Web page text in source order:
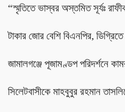
“স্মৃতিতে ভাস্বর অস্তমিত সূর্যঃ
টাকার জোর বেশি বিএনপির, ডিগ্রিতে
জামালগঞ্জে পূজামণ্ডপ পরিদর্শনে
সিলেটবাসীকে মাহবুবুর রহমান